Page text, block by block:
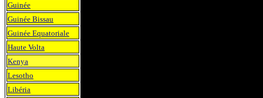
Guinée
Guinée Bissau
Guinée Equatoriale
Haute Volta
Kenya
Lesotho
Libéria